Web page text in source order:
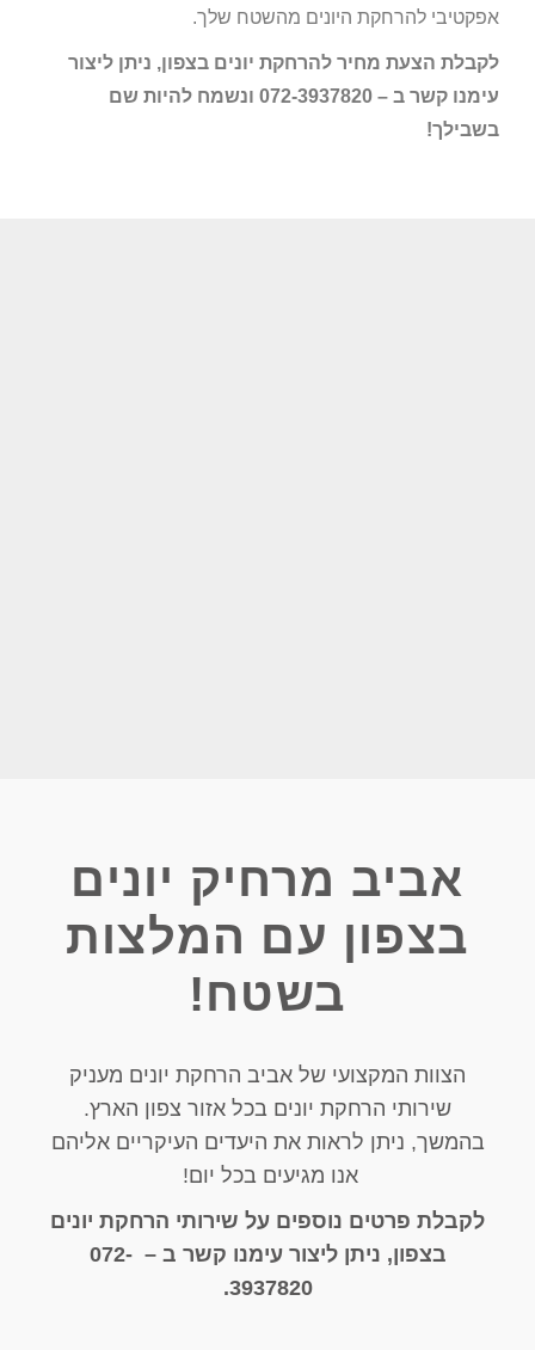
אפקטיבי להרחקת היונים מהשטח שלך.
לקבלת הצעת מחיר להרחקת יונים בצפון, ניתן ליצור
עימנו קשר ב – 072-3937820 ונשמח להיות שם
בשבילך!
אביב מרחיק יונים
בצפון עם המלצות
בשטח!
הצוות המקצועי של אביב הרחקת יונים מעניק
שירותי הרחקת יונים בכל אזור צפון הארץ.
בהמשך, ניתן לראות את היעדים העיקריים אליהם
אנו מגיעים בכל יום!
לקבלת פרטים נוספים על שירותי הרחקת יונים
בצפון, ניתן ליצור עימנו קשר ב – 072-
3937820.